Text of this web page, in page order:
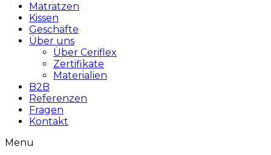
Matratzen
Kissen
Geschäfte
Über uns
Über Ceriflex
Zertifikate
Materialien
B2B
Referenzen
Fragen
Kontakt
Menu